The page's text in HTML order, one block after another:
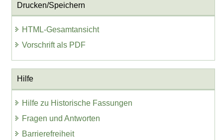
Drucken/Speichern
HTML-Gesamtansicht
Vorschrift als PDF
Hilfe
Hilfe zu Historische Fassungen
Fragen und Antworten
Barrierefreiheit